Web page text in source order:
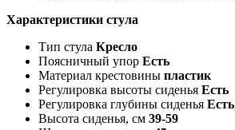
Характеристики стула
Тип стула Кресло
Поясничный упор Есть
Материал крестовины пластик
Регулировка высоты сиденья Есть
Регулировка глубины сиденья Есть
Высота сиденья, см 39-59